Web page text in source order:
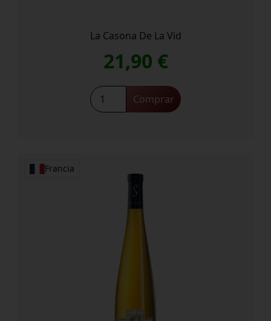
La Casona De La Vid
21,90 €
Garnacha
2020
Comprar
Francia